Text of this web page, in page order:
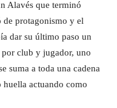
Alavés que terminó
de protagonismo y el
dar su último paso un
club y jugador, uno
suma a toda una cadena
huella actuando como